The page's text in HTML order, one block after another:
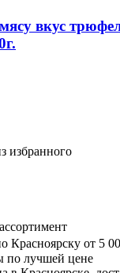
вкус
избранного
Красноярску от 5
по лучшей цене